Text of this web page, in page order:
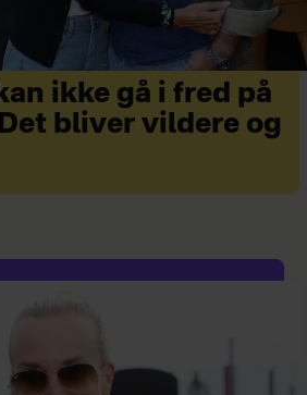
ikke gå i fred på
bliver vildere og